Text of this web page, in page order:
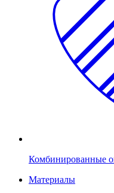
Комбинированные
Материалы